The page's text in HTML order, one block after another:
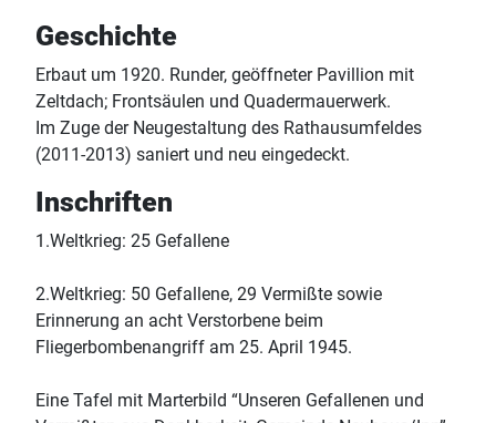
Geschichte
Erbaut um 1920. Runder, geöffneter Pavillion mit
Zeltdach; Frontsäulen und Quadermauerwerk.
Im Zuge der Neugestaltung des Rathausumfeldes
(2011-2013) saniert und neu eingedeckt.
Inschriften
1.Weltkrieg: 25 Gefallene
2.Weltkrieg: 50 Gefallene, 29 Vermißte sowie
Erinnerung an acht Verstorbene beim
Fliegerbombenangriff am 25. April 1945.
Eine Tafel mit Marterbild “Unseren Gefallenen und